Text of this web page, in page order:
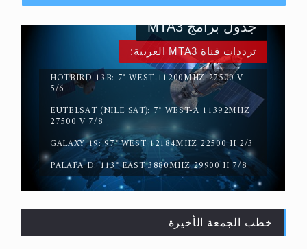
حقيقة المسيح الدجال
ترددات قناة MTA3 العربية:
HOTBIRD 13B: 7° WEST 11200MHZ 27500 V
5/6
EUTELSAT (NILE SAT): 7° WEST-A 11392MHZ
27500 V 7/8
GALAXY 19: 97° WEST 12184MHZ 22500 H 2/3
PALAPA D: 113° EAST 3880MHZ 29900 H 7/8
جدول برامج MTA3
خطب الجمعة الأخيرة